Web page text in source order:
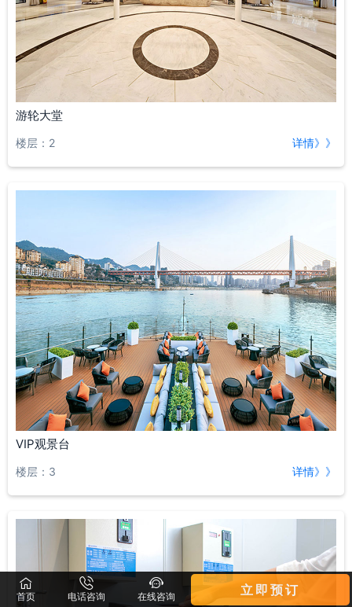
游轮大堂
楼层：2 详情》》
VIP观景台
楼层：3 详情》》

首页

电话咨询

在线咨询 立即预订